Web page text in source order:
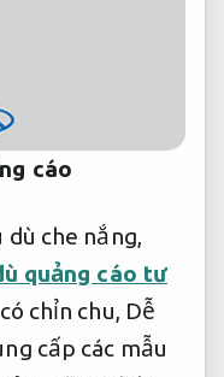
cáo
dù che nắng,
quảng cáo tư
có chỉn chu, Dễ
cấp các mẫu